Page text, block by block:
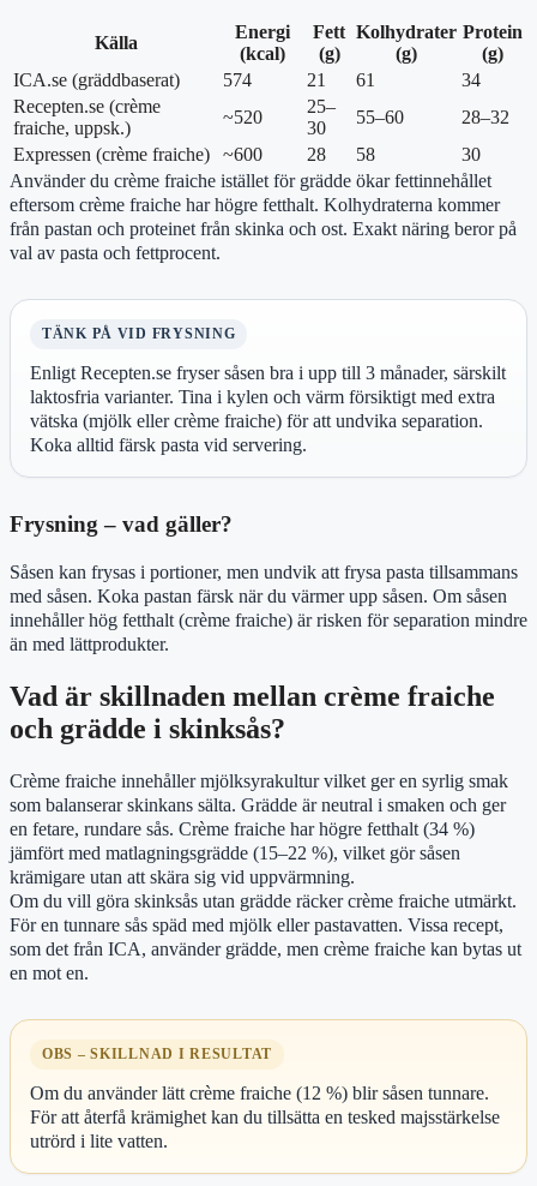
Källa
Energi
(kcal)
Fett
(g)
Kolhydrater
(g)
Protein
(g)
ICA.se (gräddbaserat)
574 21 61
34
Recepten.se (crème
fraiche, uppsk.)
~520
25–
30
55–60
28–32
Expressen (crème fraiche)
~600 28 58 30
Använder du crème fraiche istället för grädde ökar fettinnehållet
eftersom crème fraiche har högre fetthalt. Kolhydraterna kommer
från pastan och proteinet från skinka och ost. Exakt näring beror på
val av pasta och fettprocent.
TÄNK PÅ VID FRYSNING
Enligt Recepten.se fryser såsen bra i upp till 3 månader, särskilt
laktosfria varianter. Tina i kylen och värm försiktigt med extra
vätska (mjölk eller crème fraiche) för att undvika separation.
Koka alltid färsk pasta vid servering.
Frysning – vad gäller?
Såsen kan frysas i portioner, men undvik att frysa pasta tillsammans
med såsen. Koka pastan färsk när du värmer upp såsen. Om såsen
innehåller hög fetthalt (crème fraiche) är risken för separation mindre
än med lättprodukter.
Vad är skillnaden mellan crème fraiche
och grädde i skinksås?
Crème fraiche innehåller mjölksyrakultur vilket ger en syrlig smak
som balanserar skinkans sälta. Grädde är neutral i smaken och ger
en fetare, rundare sås. Crème fraiche har högre fetthalt (34 %)
jämfört med matlagningsgrädde (15–22 %), vilket gör såsen
krämigare utan att skära sig vid uppvärmning.
Om du vill göra skinksås utan grädde räcker crème fraiche utmärkt.
För en tunnare sås späd med mjölk eller pastavatten. Vissa recept,
som det från ICA, använder grädde, men crème fraiche kan bytas ut
en mot en.
OBS – SKILLNAD I RESULTAT
Om du använder lätt crème fraiche (12 %) blir såsen tunnare.
För att återfå krämighet kan du tillsätta en tesked majsstärkelse
utrörd i lite vatten.